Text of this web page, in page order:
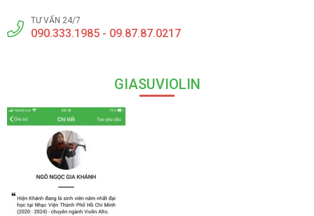
TƯ VẤN 24/7
090.333.1985 - 09.87.87.0217
GIASUVIOLIN